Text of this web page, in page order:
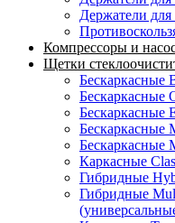
Держатели
Компрессоры и
Щетки
Бескаркасные
Бескаркасные
Бескаркасные
Бескаркасные
Бескаркасные
Каркасные
Гибридные
Гибридные